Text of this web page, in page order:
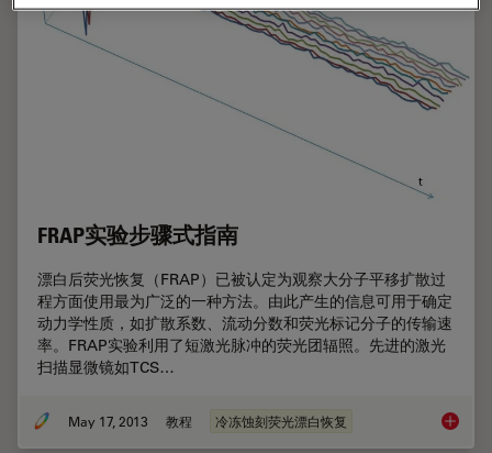
FRAP实验步骤式指南
漂白后荧光恢复（FRAP）已被认定为观察大分子平移扩散过
程方面使用最为广泛的一种方法。由此产生的信息可用于确定
动力学性质，如扩散系数、流动分数和荧光标记分子的传输速
率。FRAP实验利用了短激光脉冲的荧光团辐照。先进的激光
扫描显微镜如TCS…
May 17, 2013 教程 冷冻蚀刻荧光漂白恢复 FRAP